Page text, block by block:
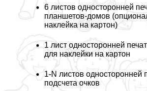
6 листов односторонней
планшетов-домов
наклейка на картон)
1 лист односторонней
для наклейки на картон
1-N листов односторонней
подсчета очков